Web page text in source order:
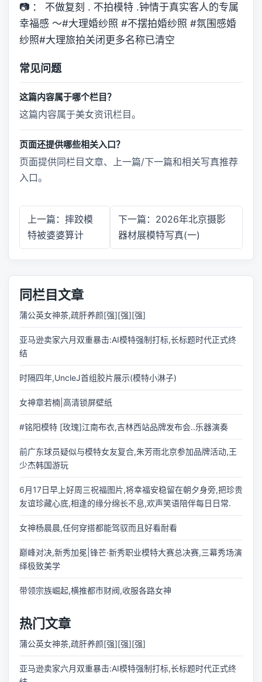
📷 ： 不做复刻 . 不拍模特 .钟情于真实客人的专属
幸福感 ～#大理婚纱照 #不摆拍婚纱照 #氛围感婚
纱照#大理旅拍关闭更多名称已清空
常见问题
这篇内容属于哪个栏目？
这篇内容属于美女资讯栏目。
页面还提供哪些相关入口？
页面提供同栏目文章、上一篇/下一篇和相关写真推荐
入口。
上一篇：摔跤模
特被婆婆算计
下一篇：2026年北京摄影
器材展模特写真(一)
同栏目文章
蒲公英女神茶,疏肝养颜[强][强][强]
亚马逊卖家六月双重暴击:AI模特强制打标,长标题时代正式终
结
时隔四年,UncleJ首组胶片展示(模特小淋子)
女神章若楠|高清锁屏壁纸
#铭阳模特 [玫瑰]江南布衣,吉林西站品牌发布会..乐器演奏
前广东球员疑似与模特女友复合,朱芳雨北京参加品牌活动,王
少杰韩国游玩
6月17日早上好周三祝福图片,将幸福安稳留在朝夕身旁,把珍贵
友谊珍藏心底,相逢的缘分绵长不息,欢声笑语陪伴每日日常.
女神杨晨晨,任何穿搭都能驾驭而且好看耐看
巅峰对决,新秀加冕|锋芒·新秀职业模特大赛总决赛,三幕秀场演
绎极致美学
带领宗族崛起,横推都市财阀,收服各路女神
热门文章
蒲公英女神茶,疏肝养颜[强][强][强]
亚马逊卖家六月双重暴击:AI模特强制打标,长标题时代正式终